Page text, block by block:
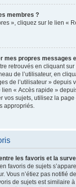
membres ?
», cliquez sur le lien «
mes propres messages
retrouvés en cliquant
de l’utilisateur, en
de l’utilisateur » depuis
« Accès rapide »
vos sujets, utilisez la
appropriés.
les favoris et la
favoris de sujets
Vous n’étiez pas notifié
de sujets est similaire